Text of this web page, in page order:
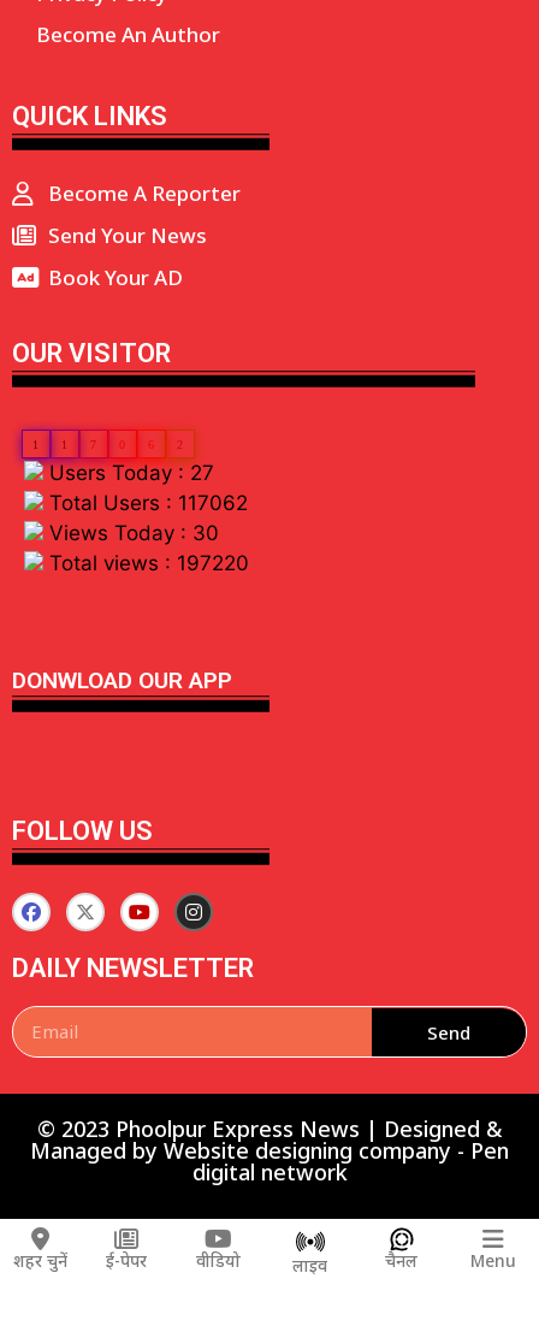
Become An Author
QUICK LINKS
Become A Reporter
Send Your News
Book Your AD
OUR VISITOR
1 1 7 0 6 2
Users Today : 27
Total Users : 117062
Views Today : 30
Total views : 197220
DONWLOAD OUR APP
FOLLOW US
DAILY NEWSLETTER
Send
© 2023 Phoolpur Express News | Designed &
Managed by Website designing company - Pen
digital network
शहर चुनें ई-पेपर वीडियो लाइव चैनल Menu